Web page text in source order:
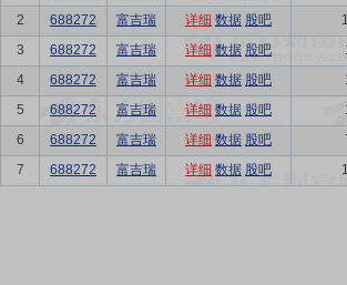
2
688272 富吉瑞 详细 数据 股吧
3
688272 富吉瑞 详细 数据 股吧
4
688272 富吉瑞 详细 数据 股吧
5
688272 富吉瑞 详细 数据 股吧
6
688272 富吉瑞 详细 数据 股吧
7
688272 富吉瑞 详细 数据 股吧